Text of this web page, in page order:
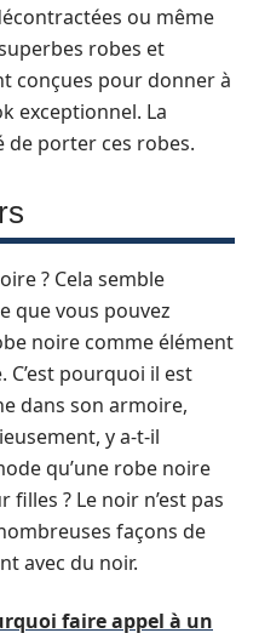
ou même
robes et
conçues pour donner à
exceptionnel. La
de porter ces robes.
? Cela semble
que vous pouvez
noire comme élément
pourquoi il est
dans son armoire,
y a-t-il
qu’une robe noire
? Le noir n’est pas
façons de
avec du noir.
faire appel à un